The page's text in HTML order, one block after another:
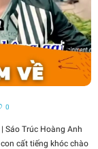
0
Sáo Trúc Hoàng Anh
cất tiếng khóc chào